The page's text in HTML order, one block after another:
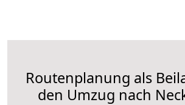
Routenplanung als
den Umzug nach